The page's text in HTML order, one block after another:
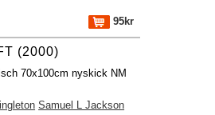
95kr
(2000)
70x100cm nyskick NM
Samuel L Jackson